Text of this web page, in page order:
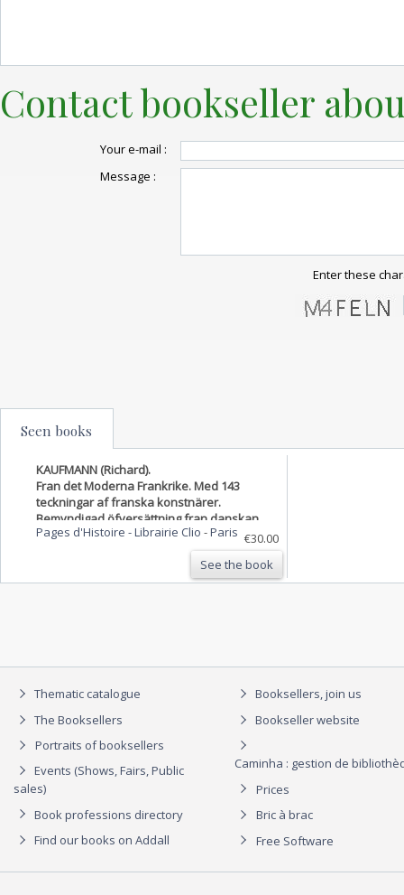
Contact bookseller
Your e-mail :
Message :
Enter these
Seen books
KAUFMANN (Richard).
Fran det Moderna Frankrike. Med 143
teckningar af franska konstnärer.
Bemyndigad öfversättning fran danskan.
[De la France moderne. Avec 143 dessins
Pages d'Histoire - Librairie Clio -Paris €30.00
See the book
Thematic catalogue
The Booksellers
Portraits of booksellers
Events (Shows, Fairs, Public
sales)
Book professions directory
Find our books on Addall
Booksellers, join us
Bookseller website
Caminha : gestion de
Prices
Bric à brac
Free Software